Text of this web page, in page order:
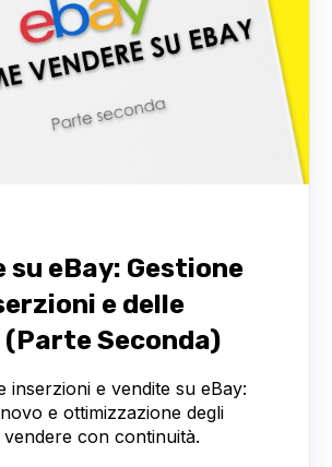
su eBay: Gestione
e delle
Seconda)
inserzioni e vendite su eBay:
e ottimizzazione degli
con continuità.